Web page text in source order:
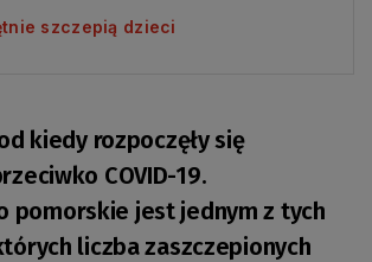
szczepią dzieci
kiedy rozpoczęły się
COVID-19.
pomorskie jest jednym z tych
liczba zaszczepionych